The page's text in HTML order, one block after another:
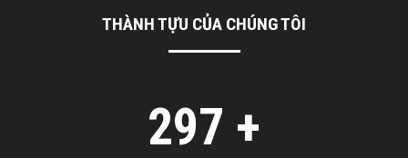
THÀNH TỰU CỦA CHÚNG TÔI
300 +